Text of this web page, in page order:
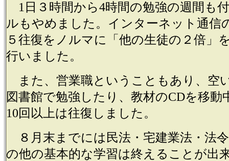
1日３時間から4時間の勉強の週間も
ルもやめました。インターネット通信
５往復をノルマに「他の生徒の２倍」
行いました。
また、営業職ということもあり、空
図書館で勉強したり、教材のCDを移動
10回以上は往復しました。
８月末までには民法・宅建業法・法
の他の基本的な学習は終えることが出